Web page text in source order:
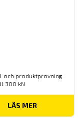
och produktprovning
300 kN
LÄS MER